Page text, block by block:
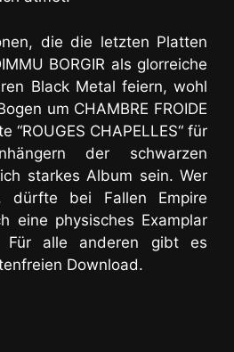
die die letzten Platten
BORGIR als glorreiche
Black Metal feiern, wohl
um CHAMBRE FROIDE
“ROUGES CHAPELLES“ für
der schwarzen
starkes Album sein. Wer
dürfte bei Fallen Empire
eine physisches Examplar
Für alle anderen gibt es
Download.